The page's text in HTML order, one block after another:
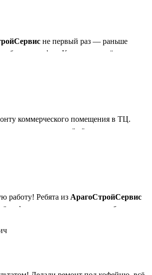
не первый раз — раньше
обновили офис. Как всегда, всё
своё дело!
коммерческого помещения в ТЦ.
договор, всё чётко и прозрачно.
повторно.
работу! Ребята из АрагоСтройСервис
офисе — аккуратно, чисто и без